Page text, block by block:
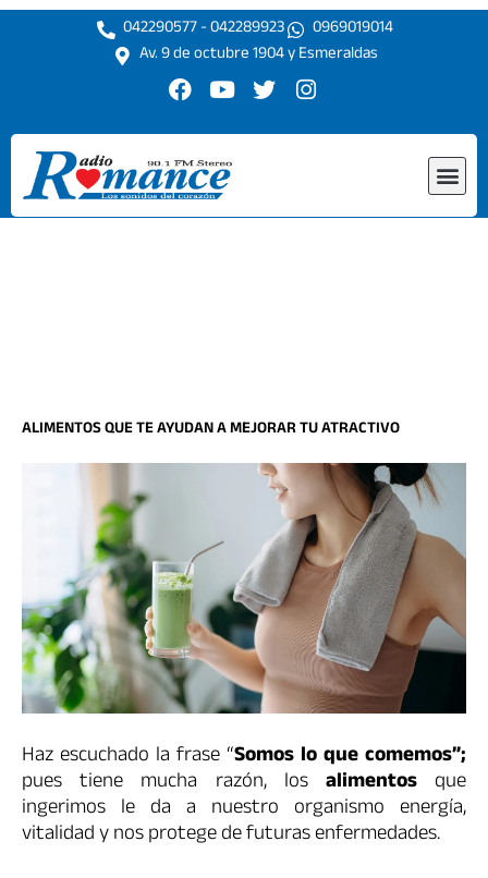
Ir
042290577 - 042289923
0969019014
Av. 9 de octubre 1904 y Esmeraldas
F
c
e
b
o
o
Y
u
t
u
b
e
T
i
r
I
s
r
ALIMENTOS QUE TE AYUDAN A MEJORAR TU ATRACTIVO
Haz escuchado la frase “Somos lo que comemos”;
pues tiene mucha razón, los alimentosque
ingerimos le da a nuestro organismo energía,
vitalidad y nos protege de futuras enfermedades.